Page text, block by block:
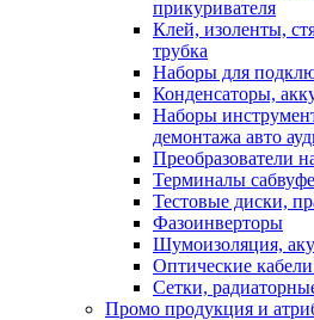
прикуривателя
Клей, изоленты,
трубка
Наборы для
Конденсаторы,
Наборы
демонтажа авто
Преобразователи
Терминалы
Тестовые диски,
Фазоинверторы
Шумоизоляция,
Оптические
Сетки,
Промо продукция и